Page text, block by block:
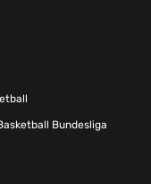
Bundesliga